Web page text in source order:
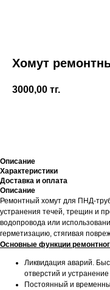
Хомут
3000,00 тг.
Описание
Характеристики
Доставка и оплата
Описание
Ремонтный хомут для ПНД-
устранения течей, трещин и
водопровода или
герметизацию, стягивая
Основные функции
Ликвидация аварий.
отверстий и
Постоянный и